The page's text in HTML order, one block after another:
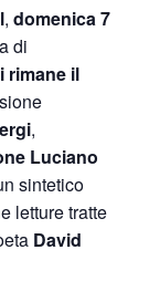
, domenica 7
di
rimane il
,
Luciano
sintetico
letture tratte
David